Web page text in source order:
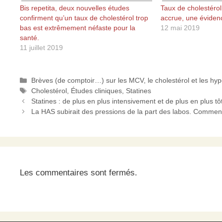
Bis repetita, deux nouvelles études
confirment qu’un taux de cholestérol trop
bas est extrêmement néfaste pour la
santé.
11 juillet 2019
Taux de
accrue, une
12 mai 2019
Catégories
Brèves (de comptoir…) sur les MCV, le cholestérol et les
Étiquettes
Cholestérol Études cliniques Statines
Statines : de plus en plus intensivement et de plus en plus
La HAS subirait des pressions de la part des labos.
Les commentaires sont fermés.